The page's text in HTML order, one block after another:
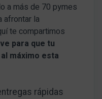
a más de 70 pymes
afrontar la
te compartimos
para que tu
máximo esta
rápidas